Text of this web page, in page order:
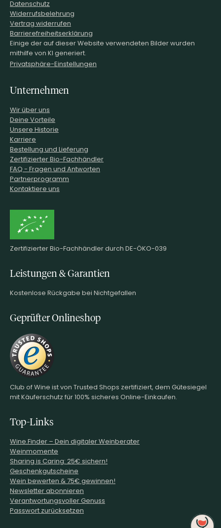
Datenschutz
Widerrufsbelehrung
Vertrag widerrufen
Barrierefreiheitserklärung
Einige der auf dieser Website verwendeten Bilder wurden
mithilfe von KI generiert.
Privatsphäre-Einstellungen
Unternehmen
Wir über uns
Deine Vorteile
Unsere Historie
Karriere
Bestellung und Lieferung
Zertifizierter Bio-Fachhändler
FAQ - Fragen und Antworten
Partnerprogramm
Kontaktiere uns
Zertifizierter Bio-Fachhändler durch DE-ÖKO-039
Leistungen & Garantien
Kostenlose Rückgabe bei Nichtgefallen
Geprüfter Onlineshop
Club of Wine ist von Trusted Shops zertifiziert, dem Gütesiegel
mit Käuferschutz für 100% sicheres Online-Einkaufen.
Top-Links
Wine.Finder – Dein digitaler Weinberater
Weinmomente
Sharing is Caring: 25€ sichern!
Geschenkgutscheine
Wein bewerten & 75€ gewinnen!
Newsletter abonnieren
Verantwortungsvoller Genuss
Passwort zurücksetzen